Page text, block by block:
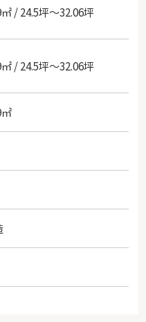
/ 24.5坪～32.06坪
/ 24.5坪～32.06坪